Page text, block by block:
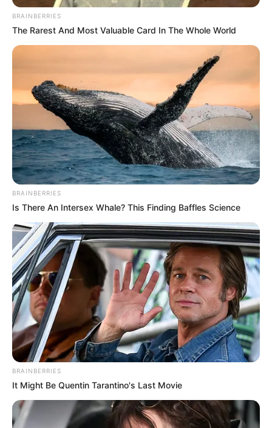
BRAINBERRIES
The Rarest And Most Valuable Card In The Whole World
BRAINBERRIES
Is There An Intersex Whale? This Finding Baffles Science
BRAINBERRIES
It Might Be Quentin Tarantino's Last Movie